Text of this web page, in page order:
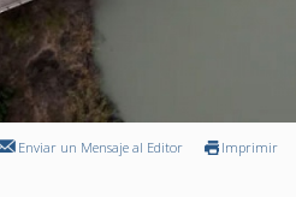
Enviar un Mensaje al Editor Imprimir